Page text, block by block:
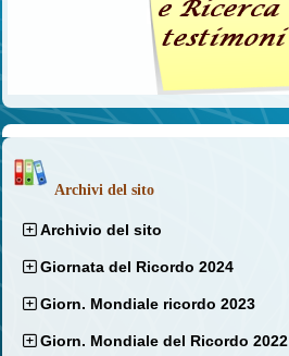
Archivi del sito
Archivio del sito
Giornata del Ricordo 2024
Giorn. Mondiale ricordo 2023
Giorn. Mondiale del Ricordo 2022